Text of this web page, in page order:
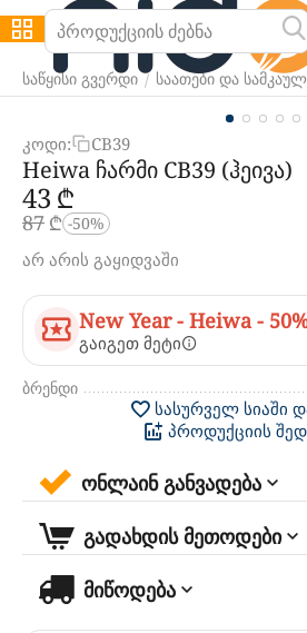
საწყისი გვერდი / საათები და
კოდი: CB39
Heiwa ჩარმი CB39 (ჰეივა)
‍43‍ ₾
‍87‍ ₾ -50%
არ არის გაყიდვაში
New Year - Heiwa -
გაიგეთ მეტი
ბრენდი
სასურველ სიაში
პროდუქციის
ონლაინ განვადება
გადახდის მეთოდები
მიწოდება